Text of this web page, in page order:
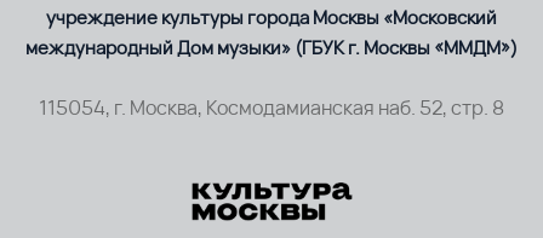
учреждение культуры города Москвы «Московский
международный Дом музыки» (ГБУК г. Москвы «ММДМ»)
115054, г. Москва, Космодамианская наб. 52, стр. 8